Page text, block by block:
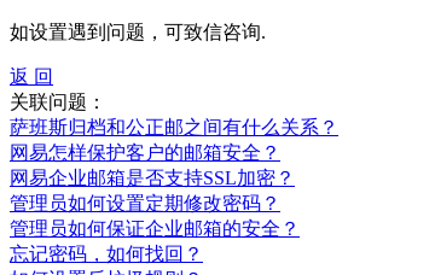
如设置遇到问题，可致信咨询.
返 回
关联问题：
萨班斯归档和公正邮之间有什么关系？
网易怎样保护客户的邮箱安全？
网易企业邮箱是否支持SSL加密？
管理员如何设置定期修改密码？
管理员如何保证企业邮箱的安全？
忘记密码，如何找回？